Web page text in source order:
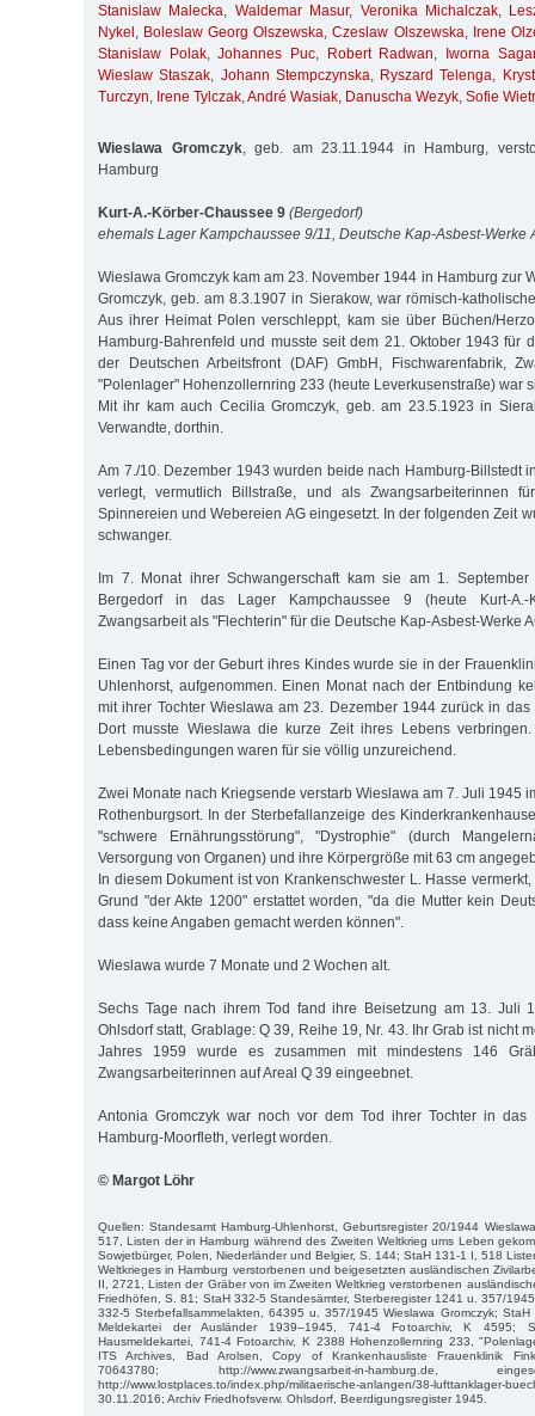
Stanislaw Malecka, Waldemar Masur, Veronika Michalczak,
Nykel , Boleslaw Georg Olszewska,Czeslaw Olszewska, Irene
Stanislaw Polak,Johannes Puc, Robert Radwan,
Iworna
Wieslaw Staszak, Johann Stempczynska, Ryszard Telenga,
Turczyn, Irene Tylczak,André Wasiak, Danuscha Wezyk, Sofie
Wieslawa Gromczyk, geb. am 23.11.1944 in Hamburg,
Hamburg
Kurt-A.-Körber-Chaussee 9 (Bergedorf)
ehemals Lager Kampchaussee 9/11, Deutsche Kap-Asbest-Werke
Wieslawa Gromczyk kam am 23. November 1944 in Hamburg zur
Gromczyk, geb. am 8.3.1907 in Sierakow, war römisch-
Aus ihrer Heimat Polen verschleppt, kam sie über Büchen/
Hamburg-Bahrenfeld und musste seit dem 21. Oktober 1943 für
der Deutschen Arbeitsfront (DAF) GmbH, Fischwarenfabrik,
"Polenlager" Hohenzollernring 233 (heute Leverkusenstraße) war
Mit ihr kam auch Cecilia Gromczyk, geb. am 23.5.1923 in
Verwandte, dorthin.
Am 7./10. Dezember 1943 wurden beide nach Hamburg-Billstedt
verlegt, vermutlich Billstraße, und als Zwangsarbeiterinnen
Spinnereien und Webereien AG eingesetzt. In der folgenden Zeit
schwanger.
Im 7. Monat ihrer Schwangerschaft kam sie am 1.
Bergedorf in das Lager Kampchaussee 9 (heute Kurt-A.-
Zwangsarbeit als "Flechterin" für die Deutsche Kap-Asbest-Werke
Einen Tag vor der Geburt ihres Kindes wurde sie in der
Uhlenhorst, aufgenommen. Einen Monat nach der Entbindung
mit ihrer Tochter Wieslawa am 23. Dezember 1944 zurück in das
Dort musste Wieslawa die kurze Zeit ihres Lebens
Lebensbedingungen waren für sie völlig unzureichend.
Zwei Monate nach Kriegsende verstarb Wieslawa am 7. Juli 1945
Rothenburgsort. In der Sterbefallanzeige des
"schwere Ernährungsstörung", "Dystrophie" (durch
Versorgung von Organen) und ihre Körpergröße mit 63 cm
In diesem Dokument ist von Krankenschwester L. Hasse
Grund "der Akte 1200" erstattet worden, "da die Mutter kein
dass keine Angaben gemacht werden können".
Wieslawa wurde 7 Monate und 2 Wochen alt.
Sechs Tage nach ihrem Tod fand ihre Beisetzung am 13. Juli
Ohlsdorf statt, Grablage: Q 39, Reihe 19, Nr. 43. Ihr Grab ist nicht
Jahres 1959 wurde es zusammen mit mindestens 146
Zwangsarbeiterinnen auf Areal Q 39 eingeebnet.
Antonia Gromczyk war noch vor dem Tod ihrer Tochter in das
Hamburg-Moorfleth, verlegt worden.
© Margot Löhr
Quellen: Standesamt Hamburg-Uhlenhorst, Geburtsregister 20/1944
517, Listen der in Hamburg während des Zweiten Weltkrieg ums Leben
Sowjetbürger, Polen, Niederländer und Belgier, S. 144; StaH 131-1 I, 518
Weltkrieges in Hamburg verstorbenen und beigesetzten ausländischen
II, 2721, Listen der Gräber von im Zweiten Weltkrieg verstorbenen
Friedhöfen, S. 81; StaH 332-5 Standesämter, Sterberegister 1241 u. 357/
332-5 Sterbefallsammelakten, 64395 u. 357/1945 Wieslawa Gromczyk;
Meldekartei der Ausländer 1939–1945, 741-4 Fotoarchiv, K 4595;
Hausmeldekartei, 741-4 Fotoarchiv, K 2388 Hohenzollernring 233,
ITS Archives, Bad Arolsen, Copy of Krankenhausliste Frauenklinik
70643780; http://www.zwangsarbeit-in-hamburg.de,
http://www.lostplaces.to/index.php/militaerische-anlangen/38-
30.11.2016; Archiv Friedhofsverw. Ohlsdorf, Beerdigungsregister 1945.